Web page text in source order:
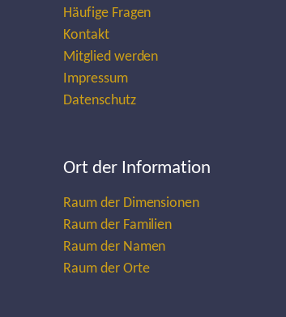
Häufige Fragen
Kontakt
Mitglied werden
Impressum
Datenschutz
Ort der Information
Raum der Dimensionen
Raum der Familien
Raum der Namen
Raum der Orte